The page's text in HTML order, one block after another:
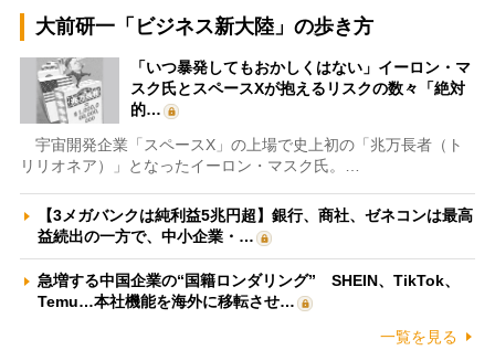
大前研一「ビジネス新大陸」の歩き方
「いつ暴発してもおかしくはない」イーロン・マ
スク氏とスペースXが抱えるリスクの数々「絶対
的…
宇宙開発企業「スペースX」の上場で史上初の「兆万長者（ト
リリオネア）」となったイーロン・マスク氏。…
【3メガバンクは純利益5兆円超】銀行、商社、ゼネコンは最高
益続出の一方で、中小企業・…
急増する中国企業の“国籍ロンダリング” SHEIN、TikTok、
Temu…本社機能を海外に移転させ…
一覧を見る